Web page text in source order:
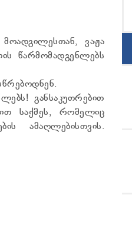
ვაჟა
წარმომადგენლებს
განსაკუთრებით
საქმეს, რომელიც
ამაღლებისთვის.